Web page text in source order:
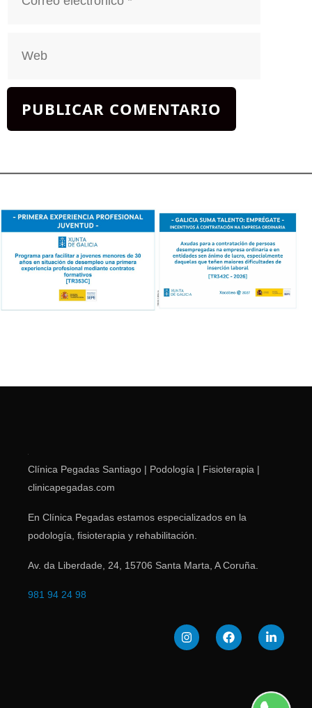
Clínica Pegadas Santiago | Podología | Fisioterapia |
clinicapegadas.com
En Clínica Pegadas estamos especializados en la
podología, fisioterapia y rehabilitación.
Av. da Liberdade, 24 15706 Santa Marta A Coruña
981 94 24 98